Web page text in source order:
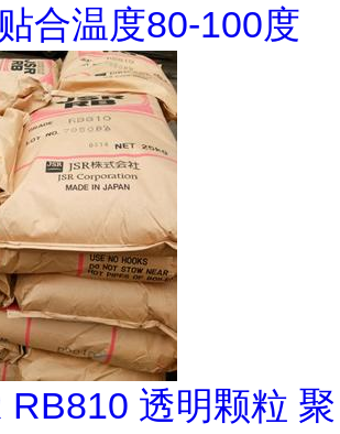
合温度80-100度
RB810 透明颗粒 聚